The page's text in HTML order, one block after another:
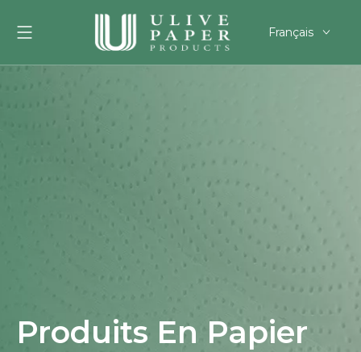
Français
românesc
Produits En Papier